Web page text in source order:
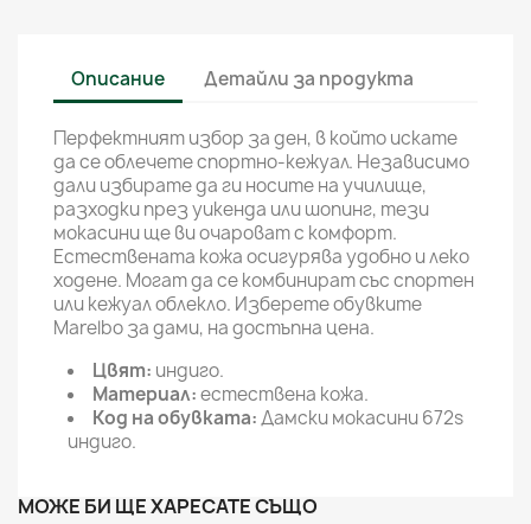
Описание Детайли за продукта
Перфектният избор за ден, в който искате
да се облечете спортно-кежуал. Независимо
дали избирате да ги носите на училище,
разходки през уикенда или шопинг, тези
мокасини ще ви очароват с комфорт.
Естествената кожа осигурява удобно и леко
ходене. Могат да се комбинират със спортен
или кежуал облекло. Изберете обувките
Marelbo за дами, на достъпна цена.
Цвят: индиго.
Материал:естествена кожа.
Код на обувката:Дамски мокасини 672s
индиго.
МОЖЕ БИ ЩЕ ХАРЕСАТЕ СЪЩО